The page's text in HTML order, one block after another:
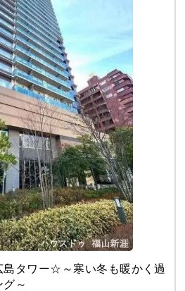
タワー☆～寒い冬も暖かく過
～